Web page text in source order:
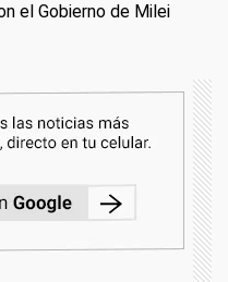
el Gobierno de Milei